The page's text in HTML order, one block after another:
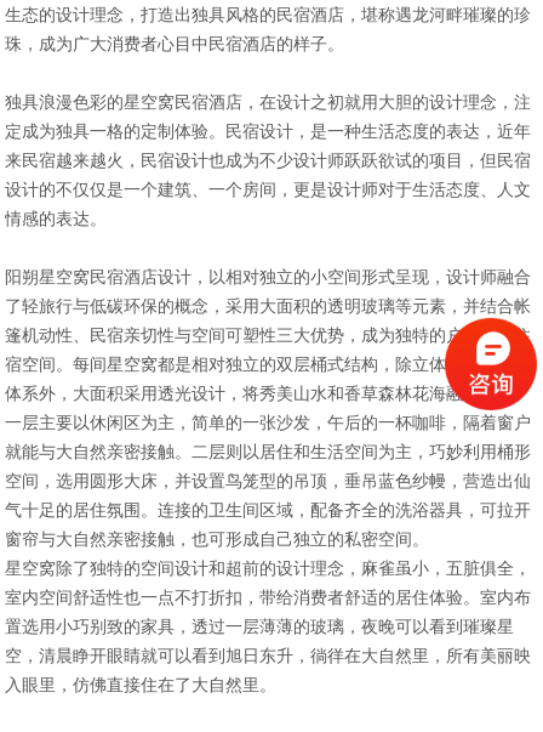
生态的设计理念，打造出独具风格的民宿酒店，堪称遇龙河畔璀璨的珍
珠，成为广大消费者心目中民宿酒店的样子。
独具浪漫色彩的星空窝民宿酒店，在设计之初就用大胆的设计理念，注
定成为独具一格的定制体验。民宿设计，是一种生活态度的表达，近年
来民宿越来越火，民宿设计也成为不少设计师跃跃欲试的项目，但民宿
设计的不仅仅是一个建筑、一个房间，更是设计师对于生活态度、人文
情感的表达。
阳朔星空窝民宿酒店设计，以相对独立的小空间形式呈现，设计师融合
了轻旅行与低碳环保的概念，采用大面积的透明玻璃等元素，并结合帐
篷机动性、民宿亲切性与空间可塑性三大优势，成为独特的户外休闲住
宿空间。每间星空窝都是相对独立的双层桶式结构，除立体架构的支撑
体系外，大面积采用透光设计，将秀美山水和香草森林花海融为一体。
一层主要以休闲区为主，简单的一张沙发，午后的一杯咖啡，隔着窗户
就能与大自然亲密接触。二层则以居住和生活空间为主，巧妙利用桶形
空间，选用圆形大床，并设置鸟笼型的吊顶，垂吊蓝色纱幔，营造出仙
气十足的居住氛围。连接的卫生间区域，配备齐全的洗浴器具，可拉开
窗帘与大自然亲密接触，也可形成自己独立的私密空间。
星空窝除了独特的空间设计和超前的设计理念，麻雀虽小，五脏俱全，
室内空间舒适性也一点不打折扣，带给消费者舒适的居住体验。室内布
置选用小巧别致的家具，透过一层薄薄的玻璃，夜晚可以看到璀璨星
空，清晨睁开眼睛就可以看到旭日东升，徜徉在大自然里，所有美丽映
入眼里，仿佛直接住在了大自然里。